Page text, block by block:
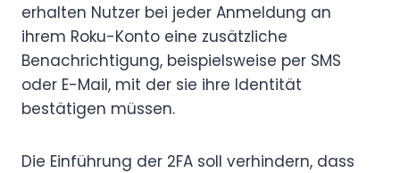
erhalten Nutzer bei jeder Anmeldung an
ihrem Roku-Konto eine zusätzliche
Benachrichtigung, beispielsweise per SMS
oder E-Mail, mit der sie ihre Identität
bestätigen müssen.
Die Einführung der 2FA soll verhindern, dass